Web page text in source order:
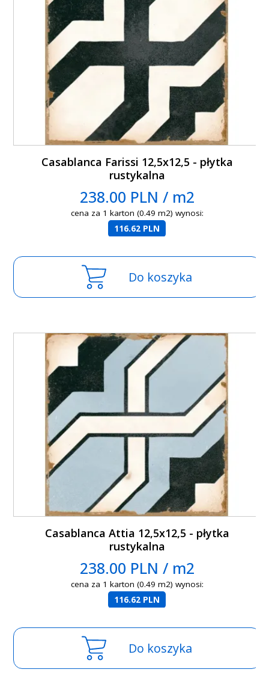
Casablanca Farissi 12,5x12,5 - płytka
rustykalna
238.00 PLN / m2
cena za 1 karton (0.49 m2) wynosi:
116.62 PLN
Do koszyka
Casablanca Attia 12,5x12,5 - płytka
rustykalna
238.00 PLN / m2
cena za 1 karton (0.49 m2) wynosi:
116.62 PLN
Do koszyka